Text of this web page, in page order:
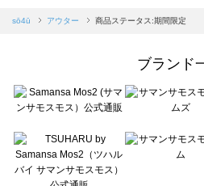
Samansa Mos2 blue（サマンサモスモス ブルー
sō4ū（ソウフォーユー）のアウター一覧
Te chichi（テチチ）のアウター一覧
Te chichi CLASSIC（テチチ クラシック）のアウ
Lugnoncure（ルノンキュール）のアウター一覧
BETTY'S BLUE（べティーズブルー）のアウター
Wpc.（ワールドパーティー）のアウター一覧
sō4ū アウター 商品ステータス:期間限定
ブランド